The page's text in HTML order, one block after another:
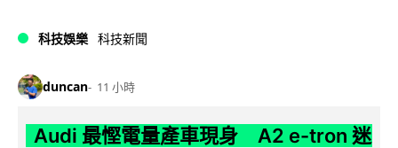
科技娛樂 科技新聞
duncan 11 小時
Audi 最慳電量產車現身 A2 e-tron 迷